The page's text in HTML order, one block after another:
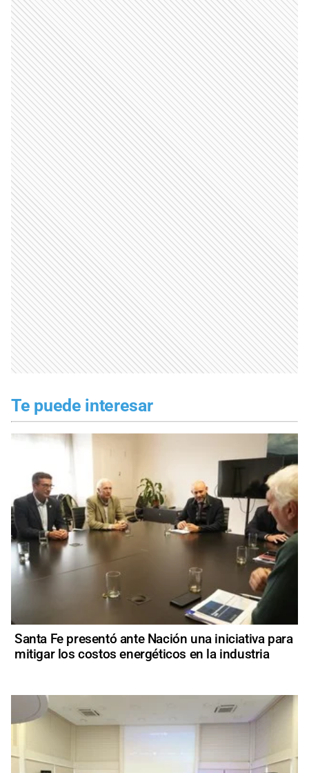
Te puede interesar
Santa Fe presentó ante Nación una iniciativa para
mitigar los costos energéticos en la industria